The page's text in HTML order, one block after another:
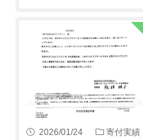
2026/01/24
寄付実績